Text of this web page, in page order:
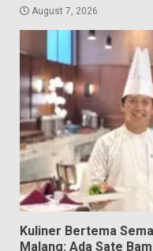
August 7, 2026
Kuliner Bertema
Malang: Ada Sate